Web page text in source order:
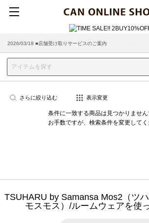
2026/08/04 ■8/13(木)AM2:00～サイトメンテナンス実施のお知
2026/03/18 ■店舗受け取りサービスのご案内
さらに絞り込む 表示変更
条件に一致する商品は見つかりません
お手数ですが、検索条件を変更してく
TSUHARU by Samansa Mos2（ツ
モスモス）/ルームウェアを使